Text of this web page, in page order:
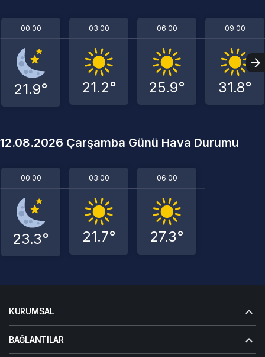
00:00
21.9°
03:00
21.2°
06:00
25.9°
09:00
31.8°
12.08.2026 Çarşamba Günü Hava Durumu
00:00
23.3°
03:00
21.7°
06:00
27.3°
KURUMSAL
BAĞLANTILAR